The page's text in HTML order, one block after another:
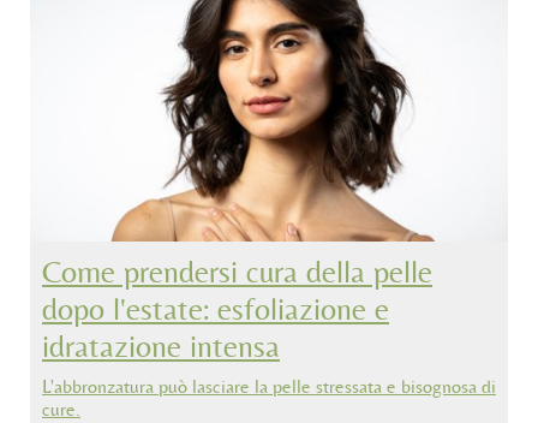
Come prendersi cura della pelle
dopo l'estate: esfoliazione e
idratazione intensa
L'abbronzatura può lasciare la pelle stressata e bisognosa di
cure.